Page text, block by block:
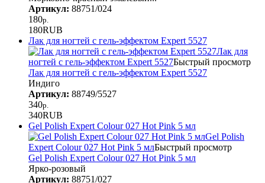
Артикул: 88751/024
180р.
180RUB
Лак для ногтей с гель-эффектом Expert 5527
Лак для
ногтей с гель-эффектом Expert 5527Быстрый просмотр
Лак для ногтей с гель-эффектом Expert 5527
Индиго
Артикул: 88749/5527
340р.
340RUB
Gel Polish Expert Colour 027 Hot Pink 5 мл
Gel Polish
Expert Colour 027 Hot Pink 5 млБыстрый просмотр
Gel Polish Expert Colour 027 Hot Pink 5 мл
Ярко-розовый
Артикул: 88751/027